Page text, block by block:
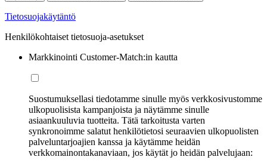
Tietosuojakäytäntö
Henkilökohtaiset tietosuoja-asetukset
Markkinointi Customer-Match:in kautta
Suostumuksellasi tiedotamme sinulle myös verkkosivustomme
ulkopuolisista kampanjoista ja näytämme sinulle
asiaankuuluvia tuotteita. Tätä tarkoitusta varten
synkronoimme salatut henkilötietosi seuraavien ulkopuolisten
palveluntarjoajien kanssa ja käytämme heidän
verkkomainontakanaviaan, jos käytät jo heidän palvelujaan: